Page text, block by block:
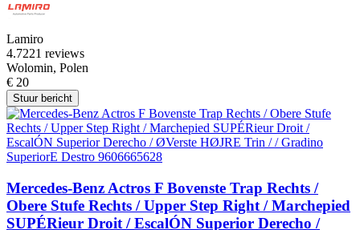
Lamiro
4.7221 reviews
Wolomin, Polen
€ 20
Stuur bericht
Mercedes-Benz Actros F Bovenste Trap Rechts /
Obere Stufe Rechts / Upper Step Right / Marchepied
SUPÉRieur Droit / EscalÓN Superior Derecho /